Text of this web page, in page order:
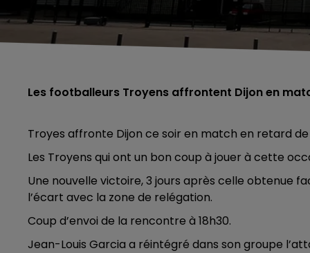
Les footballeurs Troyens affrontent Dijon en
Troyes affronte Dijon ce soir en match en retard de
Les Troyens qui ont un bon coup à jouer à cette
Une nouvelle victoire, 3 jours après celle obtenue
l’écart avec la zone de relégation.
Coup d’envoi de la rencontre à 18h30.
Jean-Louis Garcia a réintégré dans son groupe